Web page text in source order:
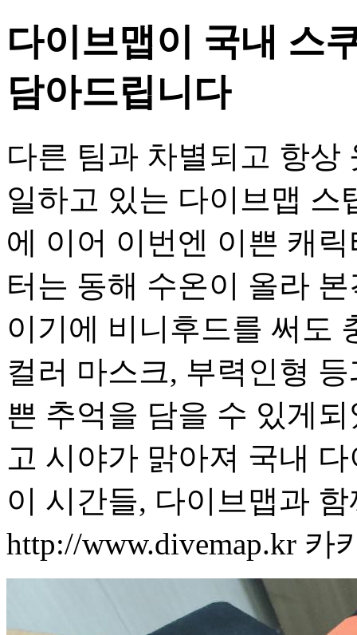
다이브맵이 국내 스
담아드립니다
다른 팀과 차별되고 항상
일하고 있는 다이브맵 스
에 이어 이번엔 이쁜 캐
터는 동해 수온이 올라
이기에 비니후드를 써도
컬러 마스크, 부력인형
쁜 추억을 담을 수 있게
고 시야가 맑아져 국내
이 시간들, 다이브맵과
http://www.divemap.kr 카